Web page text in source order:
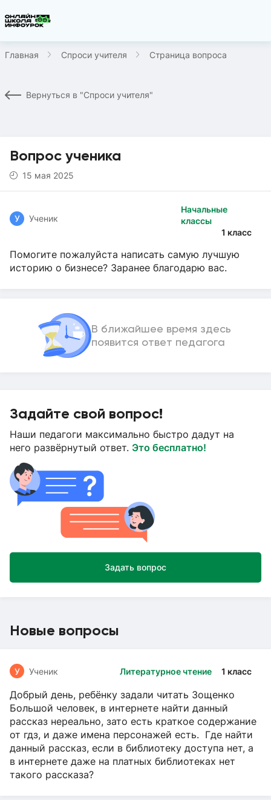
Главная Спроси учителя Страница вопроса
Вернуться в "Спроси учителя"
Вопрос ученика
15 мая 2025
Начальные
классы
1 класс
У Ученик
Помогите пожалуйста написать самую лучшую
историю о бизнесе? Заранее благодарю вас.
В ближайшее время здесь
появится ответ педагога
Задайте свой вопрос!
Наши педагоги максимально быстро дадут на
него развёрнутый ответ. Это бесплатно!
Задать вопрос
Новые вопросы
Литературное чтение 1 класс
У Ученик
Добрый день, ребёнку задали читать Зощенко
Большой человек, в интернете найти данный
рассказ нереально, зато есть краткое содержание
от гдз, и даже имена персонажей есть. Где найти
данный рассказ, если в библиотеку доступа нет, а
в интернете даже на платных библиотеках нет
такого рассказа?